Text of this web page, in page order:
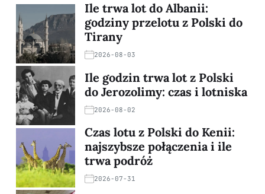
Ile trwa lot do Albanii:
godziny przelotu z Polski do
Tirany
2026-08-03
Ile godzin trwa lot z Polski
do Jerozolimy: czas i lotniska
2026-08-02
Czas lotu z Polski do Kenii:
najszybsze połączenia i ile
trwa podróż
2026-07-31